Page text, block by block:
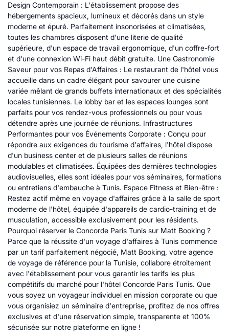
Design Contemporain : L'établissement propose des
hébergements spacieux, lumineux et décorés dans un style
moderne et épuré. Parfaitement insonorisées et climatisées,
toutes les chambres disposent d'une literie de qualité
supérieure, d'un espace de travail ergonomique, d'un coffre-fort
et d'une connexion Wi-Fi haut débit gratuite. Une Gastronomie
Saveur pour vos Repas d'Affaires : Le restaurant de l'hôtel vous
accueille dans un cadre élégant pour savourer une cuisine
variée mêlant de grands buffets internationaux et des spécialités
locales tunisiennes. Le lobby bar et les espaces lounges sont
parfaits pour vos rendez-vous professionnels ou pour vous
détendre après une journée de réunions. Infrastructures
Performantes pour vos Événements Corporate : Conçu pour
répondre aux exigences du tourisme d'affaires, l'hôtel dispose
d'un business center et de plusieurs salles de réunions
modulables et climatisées. Équipées des dernières technologies
audiovisuelles, elles sont idéales pour vos séminaires, formations
ou entretiens d'embauche à Tunis. Espace Fitness et Bien-être :
Restez actif même en voyage d'affaires grâce à la salle de sport
moderne de l'hôtel, équipée d'appareils de cardio-training et de
musculation, accessible exclusivement pour les résidents.
Pourquoi réserver le Concorde Paris Tunis sur Matt Booking ?
Parce que la réussite d'un voyage d'affaires à Tunis commence
par un tarif parfaitement négocié, Matt Booking, votre agence
de voyage de référence pour la Tunisie, collabore étroitement
avec l'établissement pour vous garantir les tarifs les plus
compétitifs du marché pour l'hôtel Concorde Paris Tunis. Que
vous soyez un voyageur individuel en mission corporate ou que
vous organisiez un séminaire d'entreprise, profitez de nos offres
exclusives et d'une réservation simple, transparente et 100%
sécurisée sur notre plateforme en ligne !